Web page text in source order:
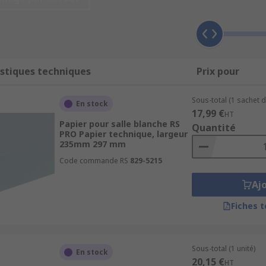
et de consommables conçus pour conserver un espace
antistatique pour la mise au rebut en toute sécurité
blanche, conçus spécifiquement pour une utilisation
de charge statique.
Elles sont antistatiques pour une utilisation dans
durable en polypropylène antistatique. Conçues
nettoyer la surface des outils d'écriture pour salle
techniques Prix pour
En stock
Papier pour salle blanche RS
PRO Papier technique, largeur
235mm 297 mm
Code commande RS 829-5215
Sous-total (1 sachet
17,99 €HT
Quantité
Fiches
En stock Sous-total (1 unité)
20,15 €HT